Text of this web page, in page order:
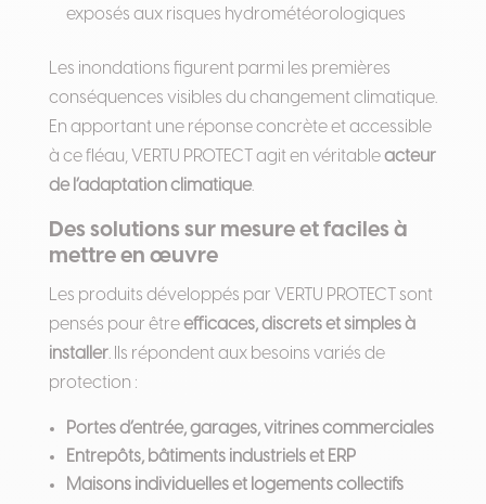
exposés aux risques hydrométéorologiques
Les inondations figurent parmi les premières
conséquences visibles du changement climatique.
En apportant une réponse concrète et accessible
à ce fléau, VERTU PROTECT agit en véritableacteur
de l’adaptation climatique.
Des solutions sur mesure et faciles à
mettre en œuvre
Les produits développés par VERTU PROTECT sont
pensés pour êtreefficaces, discrets et simples à
installer. Ils répondent aux besoins variés de
protection :
Portes d’entrée, garages, vitrines commerciales
Entrepôts, bâtiments industriels et ERP
Maisons individuelles et logements collectifs